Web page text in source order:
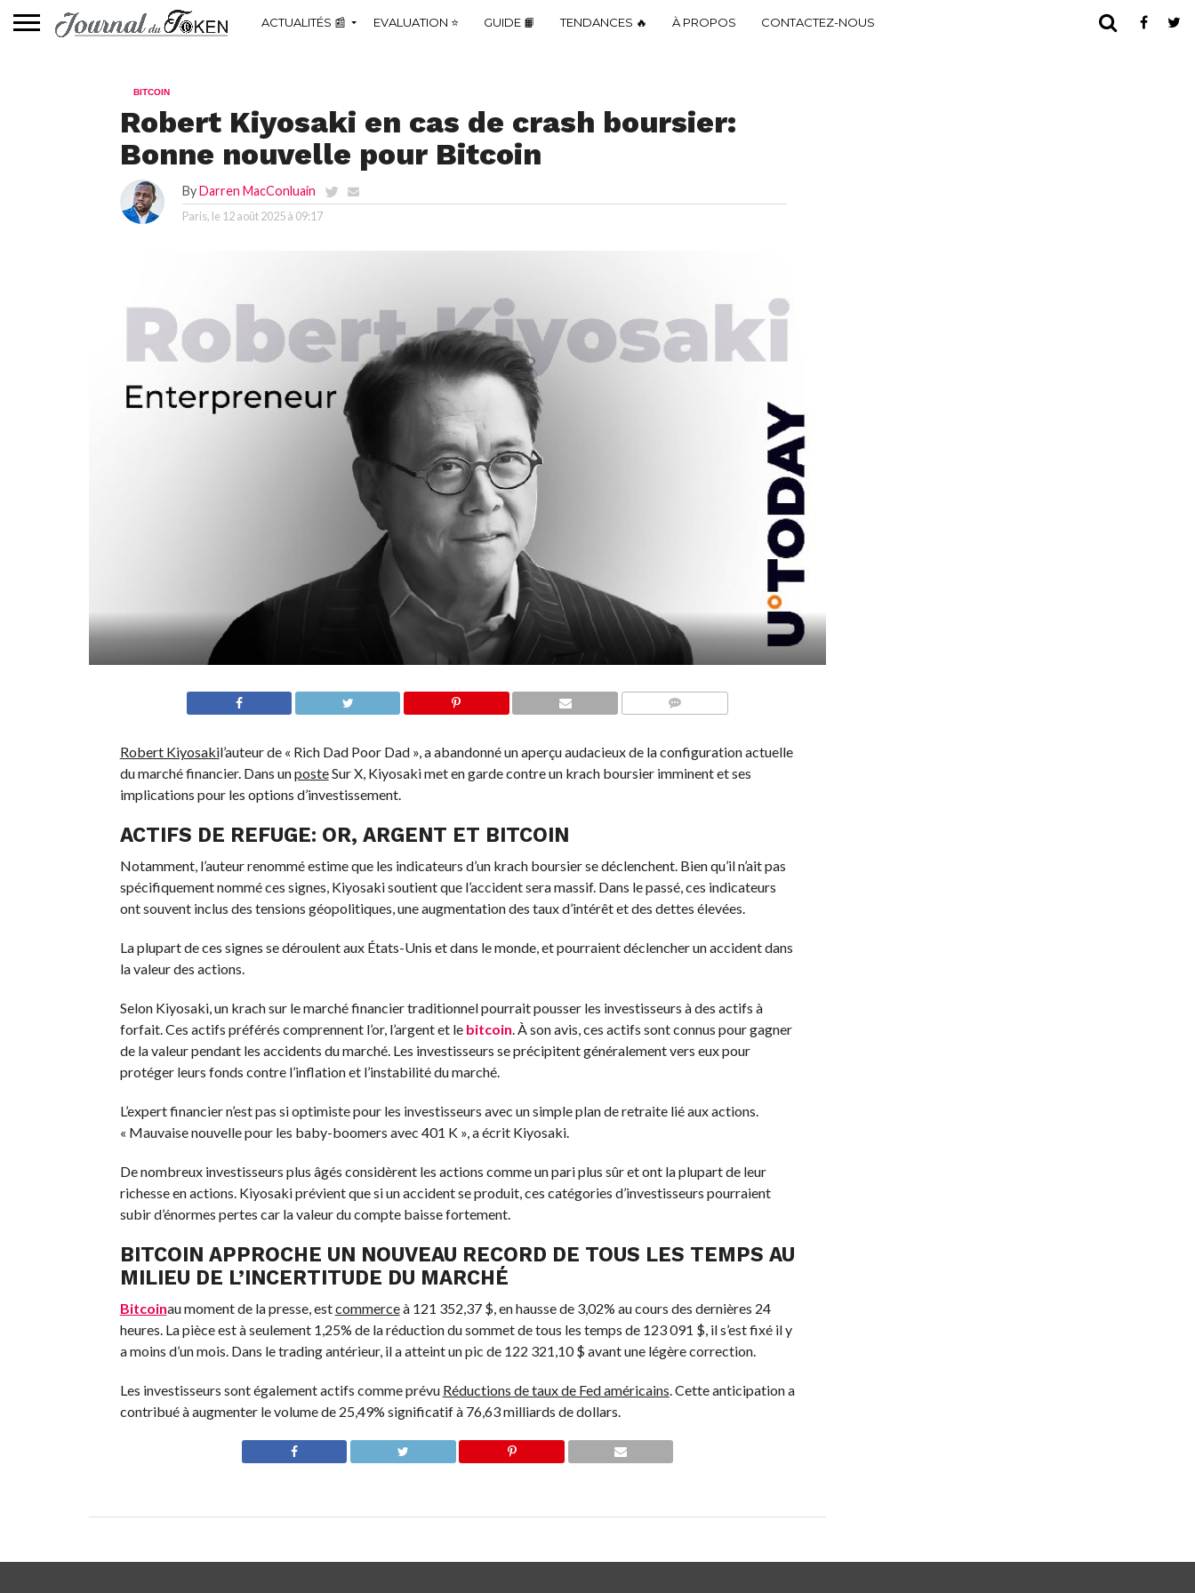
ACTUALITÉS 📰 EVALUATION ⭐ GUIDE 📙 TENDANCES 🔥 À PROPOS CONTACTEZ-NOUS
BITCOIN
Robert Kiyosaki en cas de crash boursier:
Bonne nouvelle pour Bitcoin
ByDarren MacConluain
Paris, le 12 août 2025 à 09:17
Robert Kiyosakil’auteur de « Rich Dad Poor Dad », a abandonné un aperçu audacieux de la configuration actuelle
du marché financier. Dans unposteSur X, Kiyosaki met en garde contre un krach boursier imminent et ses
implications pour les options d’investissement.
ACTIFS DE REFUGE: OR, ARGENT ET BITCOIN
Notamment, l’auteur renommé estime que les indicateurs d’un krach boursier se déclenchent. Bien qu’il n’ait pas
spécifiquement nommé ces signes, Kiyosaki soutient que l’accident sera massif. Dans le passé, ces indicateurs
ont souvent inclus des tensions géopolitiques, une augmentation des taux d’intérêt et des dettes élevées.
La plupart de ces signes se déroulent aux États-Unis et dans le monde, et pourraient déclencher un accident dans
la valeur des actions.
Selon Kiyosaki, un krach sur le marché financier traditionnel pourrait pousser les investisseurs à des actifs à
forfait. Ces actifs préférés comprennent l’or, l’argent et le bitcoin. À son avis, ces actifs sont connus pour gagner
de la valeur pendant les accidents du marché. Les investisseurs se précipitent généralement vers eux pour
protéger leurs fonds contre l’inflation et l’instabilité du marché.
L’expert financier n’est pas si optimiste pour les investisseurs avec un simple plan de retraite lié aux actions.
« Mauvaise nouvelle pour les baby-boomers avec 401 K », a écrit Kiyosaki.
De nombreux investisseurs plus âgés considèrent les actions comme un pari plus sûr et ont la plupart de leur
richesse en actions. Kiyosaki prévient que si un accident se produit, ces catégories d’investisseurs pourraient
subir d’énormes pertes car la valeur du compte baisse fortement.
BITCOIN APPROCHE UN NOUVEAU RECORD DE TOUS LES TEMPS AU
MILIEU DE L’INCERTITUDE DU MARCHÉ
Bitcoinau moment de la presse, estcommerceà 121 352,37 $, en hausse de 3,02% au cours des dernières 24
heures. La pièce est à seulement 1,25% de la réduction du sommet de tous les temps de 123 091 $, il s’est fixé il y
a moins d’un mois. Dans le trading antérieur, il a atteint un pic de 122 321,10 $ avant une légère correction.
Les investisseurs sont également actifs comme prévu Réductions de taux de Fed américains. Cette anticipation a
contribué à augmenter le volume de 25,49% significatif à 76,63 milliards de dollars.